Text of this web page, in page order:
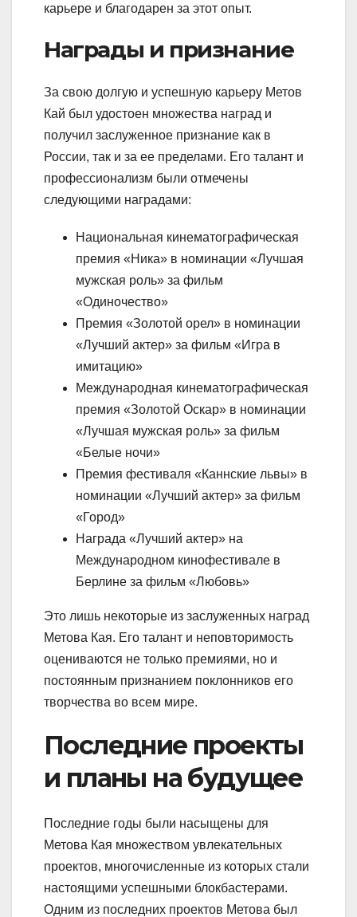
карьере и благодарен за этот опыт.
Награды и признание
За свою долгую и успешную карьеру Метов
Кай был удостоен множества наград и
получил заслуженное признание как в
России, так и за ее пределами. Его талант и
профессионализм были отмечены
следующими наградами:
Национальная кинематографическая
премия «Ника» в номинации «Лучшая
мужская роль» за фильм
«Одиночество»
Премия «Золотой орел» в номинации
«Лучший актер» за фильм «Игра в
имитацию»
Международная кинематографическая
премия «Золотой Оскар» в номинации
«Лучшая мужская роль» за фильм
«Белые ночи»
Премия фестиваля «Каннские львы» в
номинации «Лучший актер» за фильм
«Город»
Награда «Лучший актер» на
Международном кинофестивале в
Берлине за фильм «Любовь»
Это лишь некоторые из заслуженных наград
Метова Кая. Его талант и неповторимость
оцениваются не только премиями, но и
постоянным признанием поклонников его
творчества во всем мире.
Последние проекты
и планы на будущее
Последние годы были насыщены для
Метова Кая множеством увлекательных
проектов, многочисленные из которых стали
настоящими успешными блокбастерами.
Одним из последних проектов Метова был